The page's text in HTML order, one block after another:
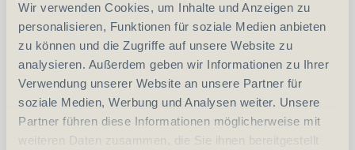
Wir verwenden Cookies, um Inhalte und Anzeigen zu
personalisieren, Funktionen für soziale Medien anbieten
zu können und die Zugriffe auf unsere Website zu
analysieren. Außerdem geben wir Informationen zu Ihrer
Verwendung unserer Website an unsere Partner für
soziale Medien, Werbung und Analysen weiter. Unsere
Partner führen diese Informationen möglicherweise mit
weiteren Daten zusammen, die Sie ihnen bereitgestellt
CHF 163.00 Art.55459
vergleichen
-
In den Warenkorb